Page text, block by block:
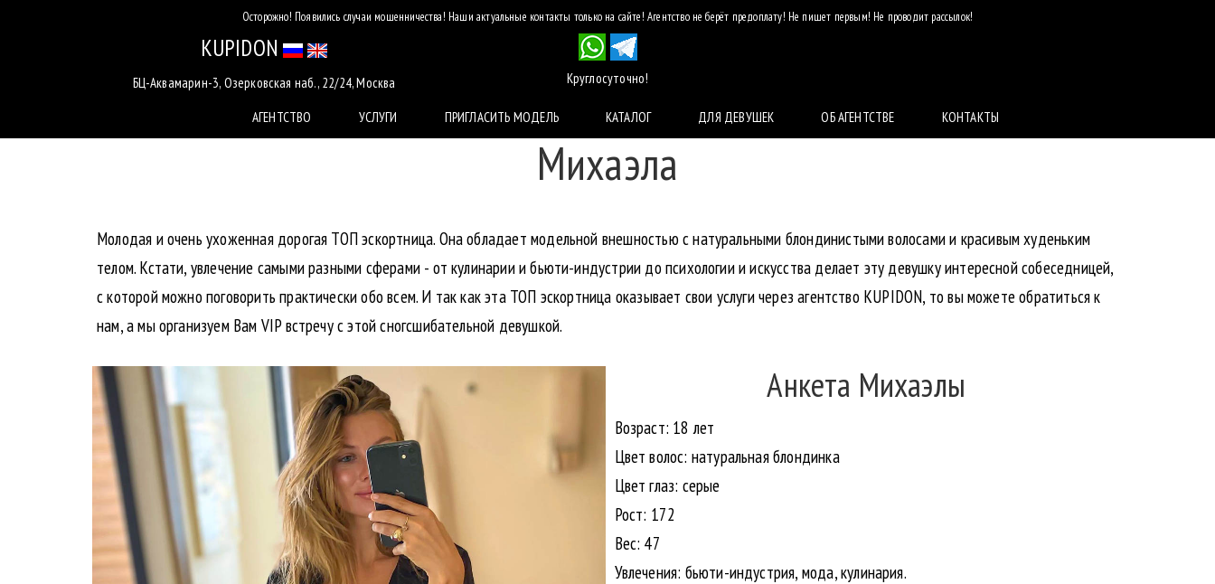
Осторожно! Появились случаи мошенничества! Наши актуальные контакты только на сайте! Агентство не берёт предоплату! Не пишет первым! Не проводит рассылок!
KUPIDON
БЦ-Аквамарин-3, Озерковская наб., 22/24, Москва Круглосуточно!
АГЕНТСТВО УСЛУГИ ПРИГЛАСИТЬ МОДЕЛЬ КАТАЛОГ ДЛЯ ДЕВУШЕК ОБ АГЕНТСТВЕ КОНТАКТЫ
Михаэла
Молодая и очень ухоженная дорогая ТОП эскортница. Она обладает модельной внешностью с натуральными блондинистыми волосами и красивым худеньким
телом. Кстати, увлечение самыми разными сферами - от кулинарии и бьюти-индустрии до психологии и искусства делает эту девушку интересной собеседницей,
с которой можно поговорить практически обо всем. И так как эта ТОП эскортница оказывает свои услуги через агентство KUPIDON, то вы можете обратиться к
нам, а мы организуем Вам VIP встречу с этой сногсшибательной девушкой.
Анкета Михаэлы
Возраст: 18 лет
Цвет волос: натуральная блондинка
Цвет глаз: серые
Рост: 172
Вес: 47
Увлечения: бьюти-индустрия, мода, кулинария.